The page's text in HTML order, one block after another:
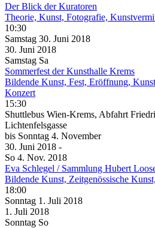
Der Blick der Kuratoren
Theorie, Kunst, Fotografie,
10:30
Samstag 30. Juni 2018
30. Juni 2018
Samstag Sa
Sommerfest der Kunsthalle Krems
Bildende Kunst, Fest, Eröffnung,
Konzert
15:30
Shuttlebus Wien-Krems, Abfahrt
Lichtenfelsgasse
bis Sonntag 4. November
30. Juni 2018 -
So 4. Nov. 2018
Eva Schlegel / Sammlung Hubert
Bildende Kunst, Zeitgenössische
18:00
Sonntag 1. Juli 2018
1. Juli 2018
Sonntag So